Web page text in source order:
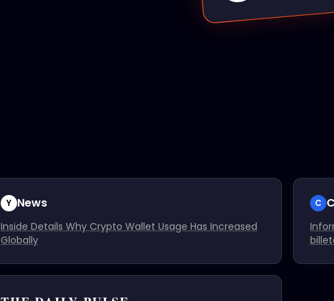
Y News
Inside Details Why Crypto Wallet Usage Has Increased
Globally
C